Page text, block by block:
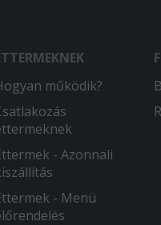
működik?
- Azonnali
- Menü